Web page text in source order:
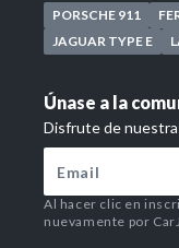
PORSCHE 911
JAGUAR TYPE E
Únase a la
Disfrute de
Al hacer clic en
nuevamente por